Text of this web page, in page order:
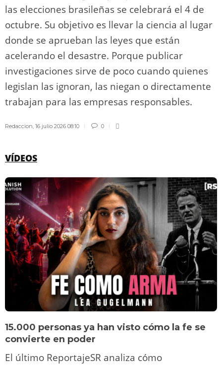
las elecciones brasileñas se celebrará el 4 de
octubre. Su objetivo es llevar la ciencia al lugar
donde se aprueban las leyes que están
acelerando el desastre. Porque publicar
investigaciones sirve de poco cuando quienes
legislan las ignoran, las niegan o directamente
trabajan para las empresas responsables.
Redaccion, 16 julio 2026 08:10 0
VÍDEOS
15.000 personas ya han visto cómo la fe se
convierte en poder
El último ReportajeSR analiza cómo